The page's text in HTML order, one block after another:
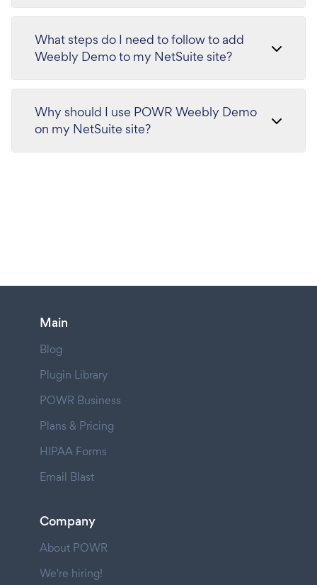
What steps do I need to follow to add
Weebly Demo to my NetSuite site?
Why should I use POWR Weebly Demo
on my NetSuite site?
Main
Blog
Plugin Library
POWR Business
Plans & Pricing
HIPAA Forms
Email Blast
Company
About POWR
We're hiring!